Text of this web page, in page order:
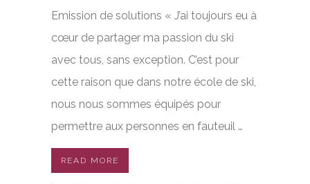
Emission de solutions « J’ai toujours eu à
cœur de partager ma passion du ski
avec tous, sans exception. C’est pour
cette raison que dans notre école de ski,
nous nous sommes équipés pour
permettre aux personnes en fauteuil …
READ MORE